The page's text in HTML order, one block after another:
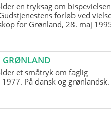
en tryksag om
forløb ved
for Grønland, 28. maj
GRØNLAND
et småtryk om faglig
På dansk og grønlandsk.